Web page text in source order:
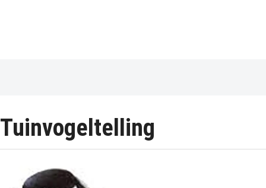
Tuinvogeltelling